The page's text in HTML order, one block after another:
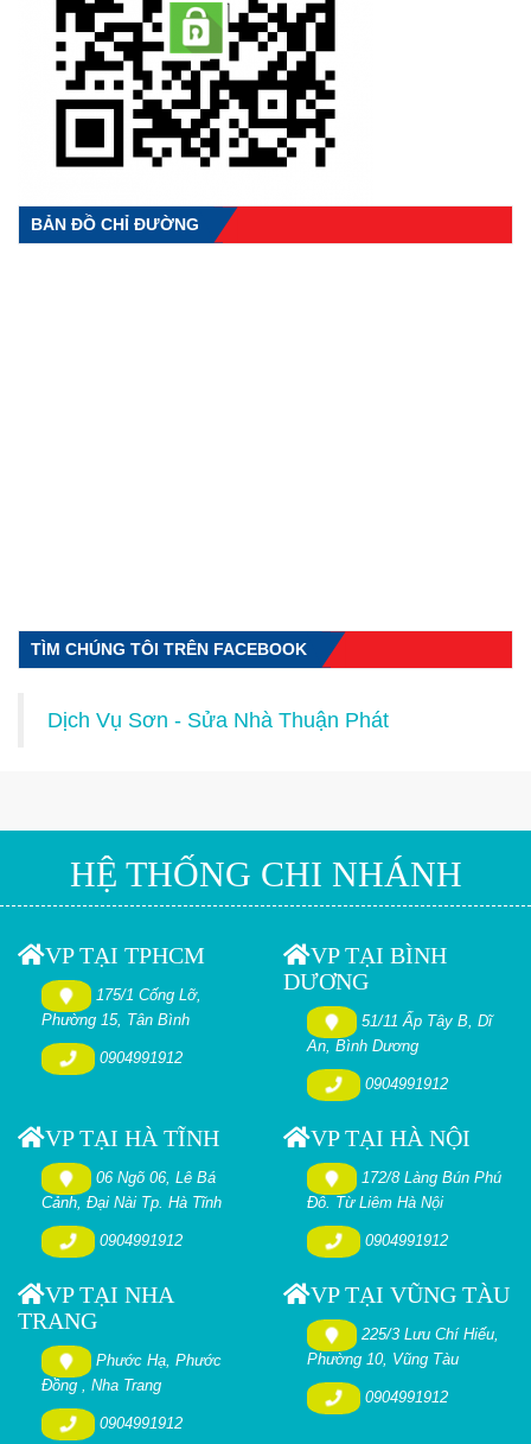
BẢN ĐỒ CHỈ ĐƯỜNG
TÌM CHÚNG TÔI TRÊN FACEBOOK
Dịch Vụ Sơn - Sửa Nhà Thuận Phát
HỆ THỐNG CHI NHÁNH
VP TẠI TPHCM
175/1 Cống Lỡ,
Phường 15, Tân Bình
0904991912
VP TẠI BÌNH
DƯƠNG
51/11 Ấp Tây B, Dĩ
An, Bình Dương
0904991912
VP TẠI HÀ TĨNH
06 Ngõ 06, Lê Bá
Cảnh, Đại Nài Tp. Hà Tĩnh
0904991912
VP TẠI HÀ NỘI
172/8 Làng Bún Phú
Đô. Từ Liêm Hà Nội
0904991912
VP TẠI NHA
TRANG
Phước Hạ, Phước
Đồng , Nha Trang
0904991912
VP TẠI VŨNG TÀU
225/3 Lưu Chí Hiếu,
Phường 10, Vũng Tàu
0904991912